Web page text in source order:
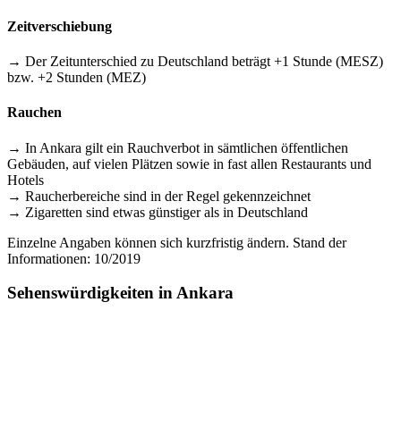
Zeitverschiebung
→ Der Zeitunterschied zu Deutschland beträgt +1 Stunde (MESZ)
bzw. +2 Stunden (MEZ)
Rauchen
→ In Ankara gilt ein Rauchverbot in sämtlichen öffentlichen
Gebäuden, auf vielen Plätzen sowie in fast allen Restaurants und
Hotels
→ Raucherbereiche sind in der Regel gekennzeichnet
→ Zigaretten sind etwas günstiger als in Deutschland
Einzelne Angaben können sich kurzfristig ändern. Stand der
Informationen: 10/2019
Sehenswürdigkeiten in Ankara